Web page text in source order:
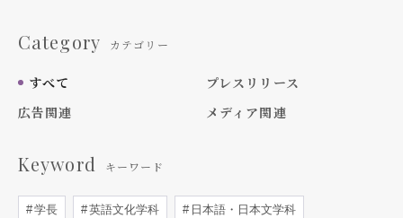
Category カテゴリー
すべて
プレスリリース
広告関連
メディア関連
Keyword キーワード
学長 英語文化学科 日本語・日本文学科